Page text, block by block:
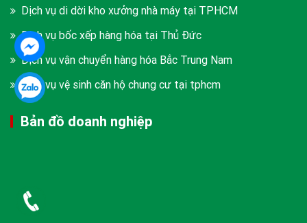
Dịch vụ di dời kho xưởng nhà máy tại TPHCM
Dịch vụ bốc xếp hàng hóa tại Thủ Đức
Dịch vụ vận chuyển hàng hóa Bắc Trung Nam
Dịch vụ vệ sinh căn hộ chung cư tại tphcm
Bản đồ doanh nghiệp